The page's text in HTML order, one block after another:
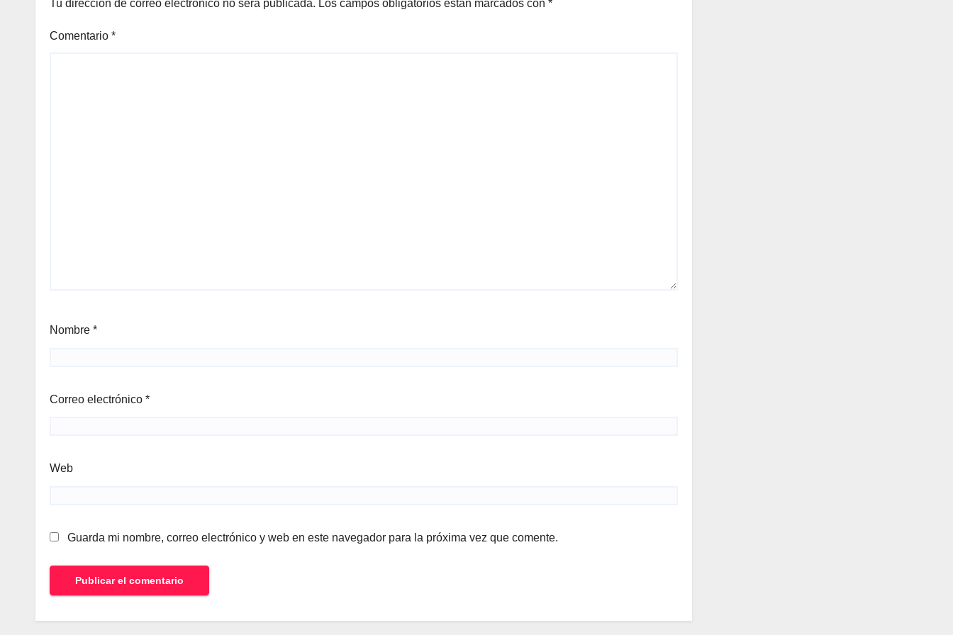
Tu dirección de correo electrónico no será publicada. Los campos obligatorios están marcados con *
Comentario *
Nombre *
Correo electrónico *
Web
Guarda mi nombre, correo electrónico y web en este navegador para la próxima vez que comente.